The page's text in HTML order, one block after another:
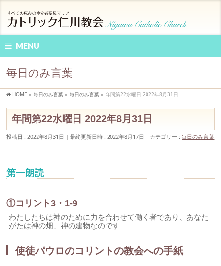
MENU
毎日のみ言葉
HOME » 毎日のみ言葉 » 毎日のみ言葉 » 年間第22水曜日 2022年8月31日
年間第22水曜日 2022年8月31日
投稿日 : 2022年8月31日 最終更新日時 : 2022年8月17日 カテゴリー :毎日のみ言葉
第一朗読
①コリント3・1-9
わたしたちは神のために力を合わせて働く者であり、あなた
がたは神の畑、神の建物なのです
使徒パウロのコリントの教会への手紙